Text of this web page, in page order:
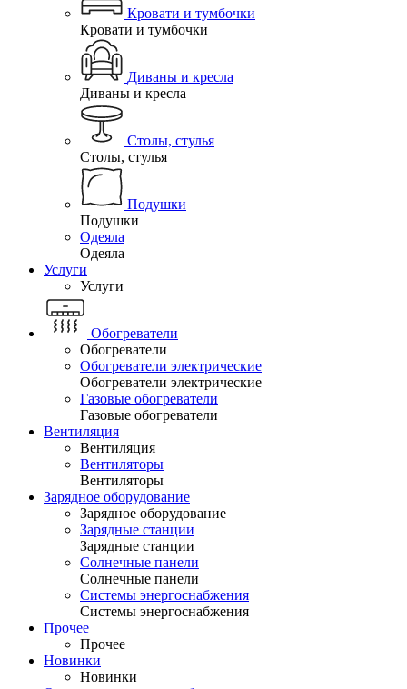
Кровати и тумбочки
Кровати и тумбочки
Диваны и кресла
Диваны и кресла
Столы, стулья
Столы, стулья
Подушки
Подушки
Одеяла
Одеяла
Услуги
Услуги
Обогреватели
Обогреватели
Обогреватели электрические
Обогреватели электрические
Газовые обогреватели
Газовые обогреватели
Вентиляция
Вентиляция
Вентиляторы
Вентиляторы
Зарядное оборудование
Зарядное оборудование
Зарядные станции
Зарядные станции
Солнечные панели
Солнечные панели
Системы энергоснабжения
Системы энергоснабжения
Прочее
Прочее
Новинки
Новинки